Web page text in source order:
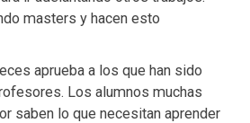
masters y hacen esto
aprueba a los que han sido
Los alumnos muchas
saben lo que necesitan aprender